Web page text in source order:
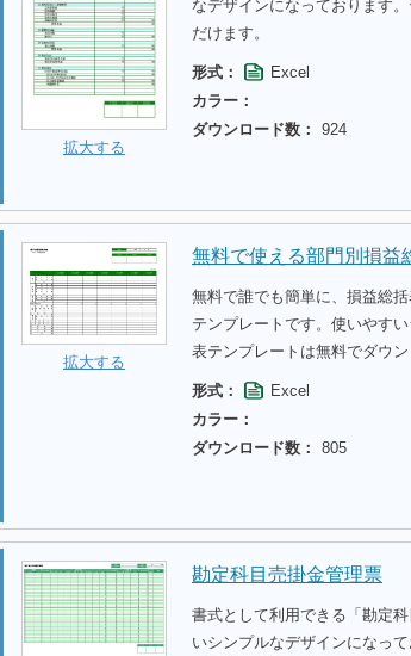
拡大する
なデザインになっております
だけます。
形式：
Excel
カラー：
ダウンロード数：
924
拡大する
無料で使える部門別損益
無料で誰でも簡単に、損益総
テンプレートです。使いやす
表テンプレートは無料でダウ
形式：
Excel
カラー：
ダウンロード数：
805
勘定科目売掛金管理票
書式として利用できる「勘定
いシンプルなデザインになっ